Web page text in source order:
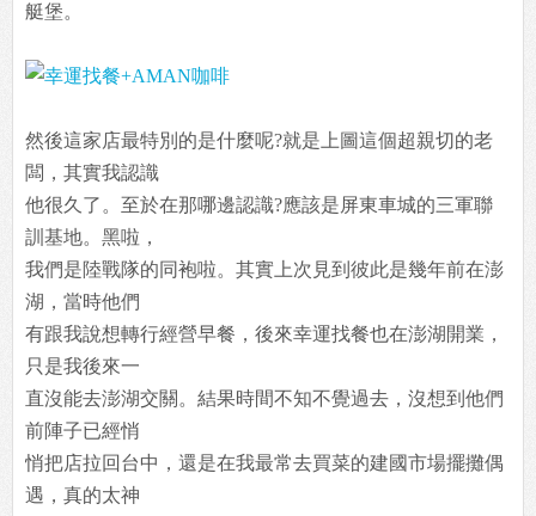
艇堡。
然後這家店最特別的是什麼呢?就是上圖這個超親切的老
闆，其實我認識
他很久了。至於在那哪邊認識?應該是屏東車城的三軍聯
訓基地。黑啦，
我們是陸戰隊的同袍啦。其實上次見到彼此是幾年前在澎
湖，當時他們
有跟我說想轉行經營早餐，後來幸運找餐也在澎湖開業，
只是我後來一
直沒能去澎湖交關。結果時間不知不覺過去，沒想到他們
前陣子已經悄
悄把店拉回台中，還是在我最常去買菜的建國市場擺攤偶
遇，真的太神